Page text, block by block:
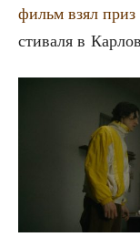
фильм взял приз
сти­ва­ля в